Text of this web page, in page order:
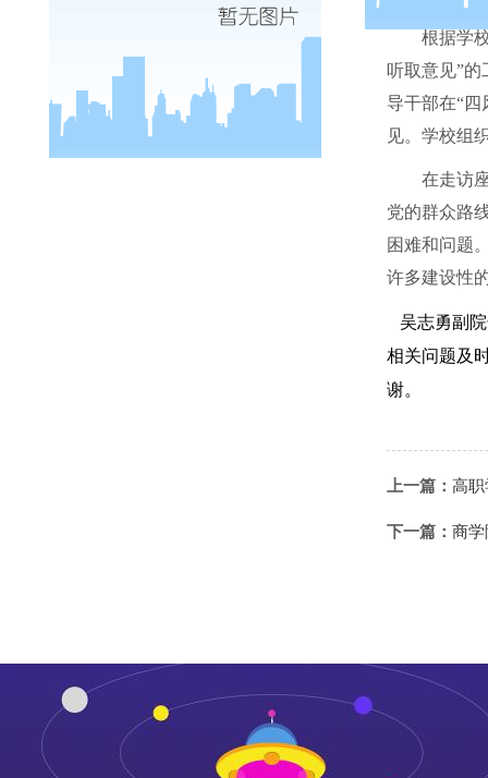
根据学
听取意见”
导干部在“
见。学校组
在走访
党的群众路
困难和问题
许多建设性
吴志勇副
相关问题及
谢。
上一篇： 高
下一篇： 商